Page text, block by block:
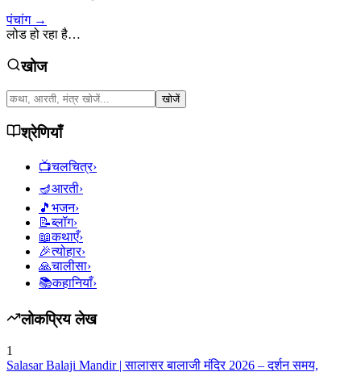
पंचांग →
लोड हो रहा है…
खोज
खोजें
श्रेणियाँ
📺चलचित्र›
🪔आरती›
🎵 भजन›
📝ब्लॉग›
📖कथाएँ›
🎉त्योहार›
🙏चालीसा›
📚कहानियाँ›
लोकप्रिय लेख
1
Salasar Balaji Mandir | सालासर बालाजी मंदिर 2026 – दर्शन समय,